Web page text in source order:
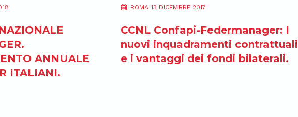
ANNUALE
ITALIANI.
ROMA 13 DICEMBRE 2017
CCNL Confapi-Federmanager: I
nuovi inquadramenti contrattuali
e i vantaggi dei fondi bilaterali.